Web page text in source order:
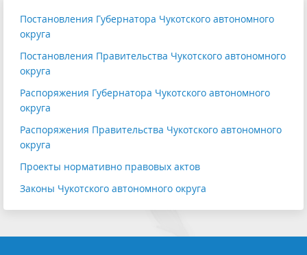
Постановления Губернатора Чукотского автономного
округа
Постановления Правительства Чукотского автономного
округа
Распоряжения Губернатора Чукотского автономного
округа
Распоряжения Правительства Чукотского автономного
округа
Проекты нормативно правовых актов
Законы Чукотского автономного округа